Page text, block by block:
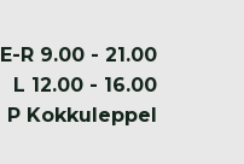
E-R 9.00 - 21.00
L 12.00 - 16.00
P Kokkuleppel